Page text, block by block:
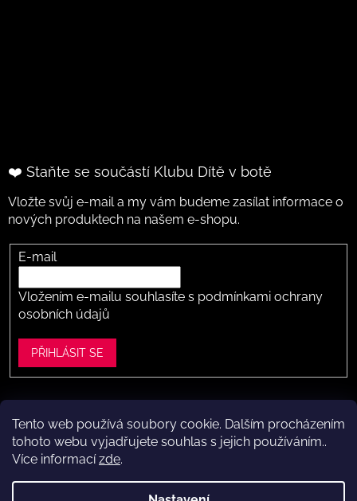
Tento web používá soubory cookie. Dalším procházením
tohoto webu vyjadřujete souhlas s jejich používáním..
Více informacízde.
❤️ Staňte se součástí Klubu Dítě v botě
Vložte svůj e-mail a my vám budeme zasílat informace o
nových produktech na našem e-shopu.
E-mail
Vložením e-mailu souhlasíte s podmínkami ochrany
osobních údajů
PŘIHLÁSIT SE
Vytvořil Shoptet